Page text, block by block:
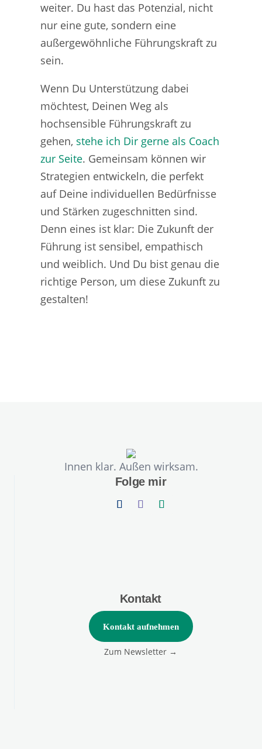
weiter. Du hast das Potenzial, nicht
nur eine gute, sondern eine
außergewöhnliche Führungskraft zu
sein.
Wenn Du Unterstützung dabei
möchtest, Deinen Weg als
hochsensible Führungskraft zu
gehen, stehe ich Dir gerne als Coach
zur Seite. Gemeinsam können wir
Strategien entwickeln, die perfekt
auf Deine individuellen Bedürfnisse
und Stärken zugeschnitten sind.
Denn eines ist klar: Die Zukunft der
Führung ist sensibel, empathisch
und weiblich. Und Du bist genau die
richtige Person, um diese Zukunft zu
gestalten!
Innen klar. Außen wirksam.
Folge mir
Kontakt
Kontakt aufnehmen
Zum Newsletter →